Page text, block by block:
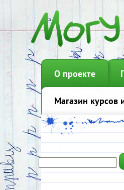
О проекте
Магазин курсов